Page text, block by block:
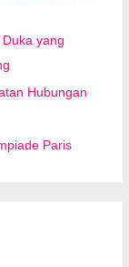
yang
Hubungan
Paris